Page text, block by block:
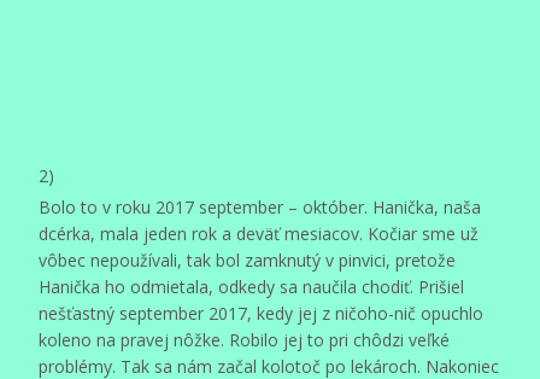
2)
Bolo to v roku 2017 september – október. Hanička, naša
dcérka, mala jeden rok a deväť mesiacov. Kočiar sme už
vôbec nepoužívali, tak bol zamknutý v pinvici, pretože
Hanička ho odmietala, odkedy sa naučila chodiť. Prišiel
nešťastný september 2017, kedy jej z ničoho-nič opuchlo
koleno na pravej nôžke. Robilo jej to pri chôdzi veľké
problémy. Tak sa nám začal kolotoč po lekároch. Nakoniec